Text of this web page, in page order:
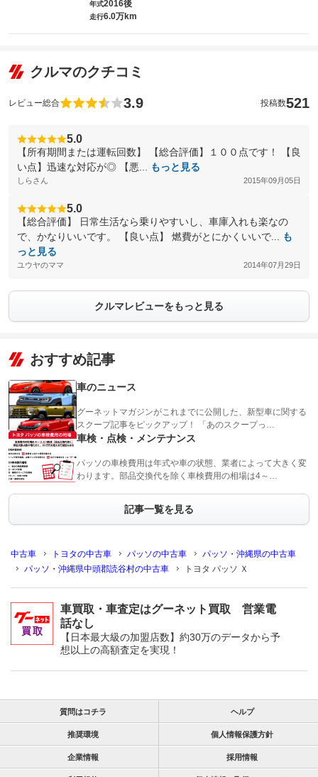
年式2016後
走行6.0万km
クルマのクチコミ
レビュー総合 3.9 投稿数521
5.0
【所有期間または運転回数】 【総合評価】１００点です！ 【良
い点】迅速な対応が◎ 【悪...
もっと見る
しらさん 2015年09月05日
5.0
【総合評価】 日常生活なら乗りやすいし、車庫入れも楽なの
で、かなりいいです。 【良い点】 燃費がとにかくいいで...
も
っと見る
ユウヤのママ 2014年07月29日
クルマレビューをもっと見る
おすすめ記事
車のニュース
グーネットマガジンがこれまでに公開した、新型車に関する
スクープ記事をピックアップ！ 「あのスクープっ…
車検・点検・メンテナンス
パッソの車検費用は年式や車の状態、業者によって大きく変
わります。部品交換代を除く車検費用の相場は4～…
記事一覧を見る
中古車 トヨタの中古車 パッソの中古車
パッソ・沖縄県の中古車
パッソ・沖縄県中頭郡読谷村の中古車
トヨタ パッソ Ｘ
車買取・車査定はグーネット買取 営業電
話なし
【日本最大級の加盟店数】約30万のデータから予
想以上の高額査定を実現！
質問はコチラ ヘルプ
推奨環境 個人情報保護方針
企業情報 採用情報